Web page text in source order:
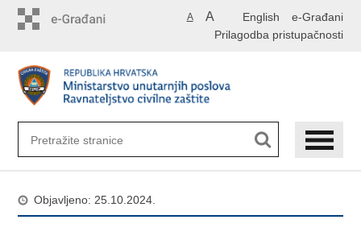
English e-Građani
A A
Prilagodba pristupačnosti
Objavljeno: 25.10.2024.